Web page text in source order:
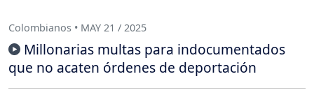
Colombianos • MAY 21 / 2025
Millonarias multas para indocumentados
que no acaten órdenes de deportación